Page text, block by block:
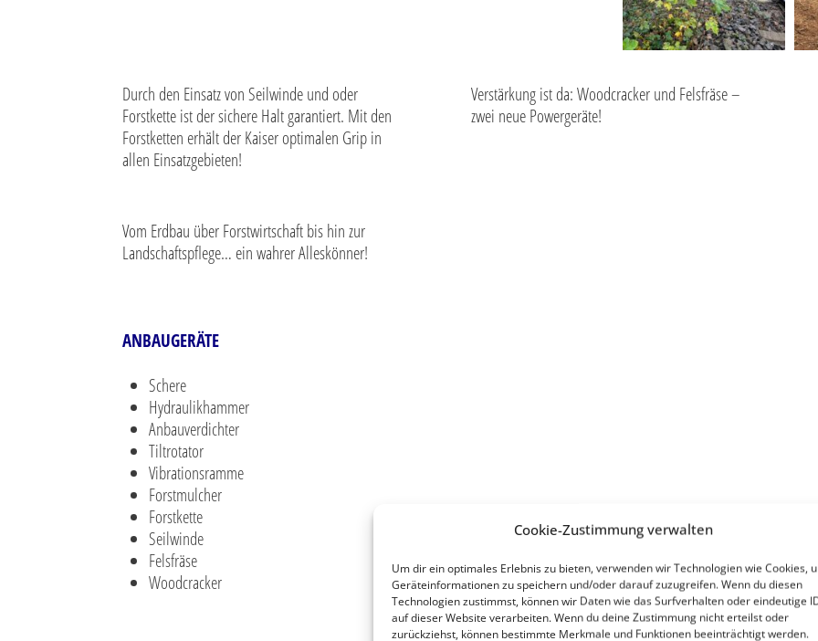
Cookie-Zustimmung verwalten
Um dir ein optimales Erlebnis zu bieten, verwenden wir Technologien wie Cookies,
Geräteinformationen zu speichern und/oder darauf zuzugreifen. Wenn du diesen
Technologien zustimmst, können wir Daten wie das Surfverhalten oder eindeutige
auf dieser Website verarbeiten. Wenn du deine Zustimmung nicht erteilst oder
zurückziehst, können bestimmte Merkmale und Funktionen beeinträchtigt werden.
Durch den Einsatz von Seilwinde und oder
Forstkette ist der sichere Halt garantiert. Mit den
Forstketten erhält der Kaiser optimalen Grip in
allen Einsatzgebieten!
Vom Erdbau über Forstwirtschaft bis hin zur
Landschaftspflege… ein wahrer Alleskönner!
Verstärkung ist da: Woodcracker und Felsfräse –
zwei neue Powergeräte!
ANBAUGERÄTE
Schere
Hydraulikhammer
Anbauverdichter
Tiltrotator
Vibrationsramme
Forstmulcher
Forstkette
Seilwinde
Felsfräse
Woodcracker